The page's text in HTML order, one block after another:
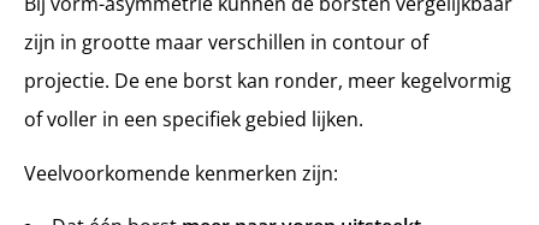
zijn in grootte maar verschillen in contour of
projectie. De ene borst kan ronder, meer kegelvormig
of voller in een specifiek gebied lijken.
Veelvoorkomende kenmerken zijn: